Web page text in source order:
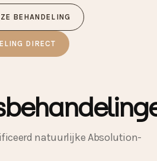
BEHANDELING
DIRECT
natuurlijke Absolution-